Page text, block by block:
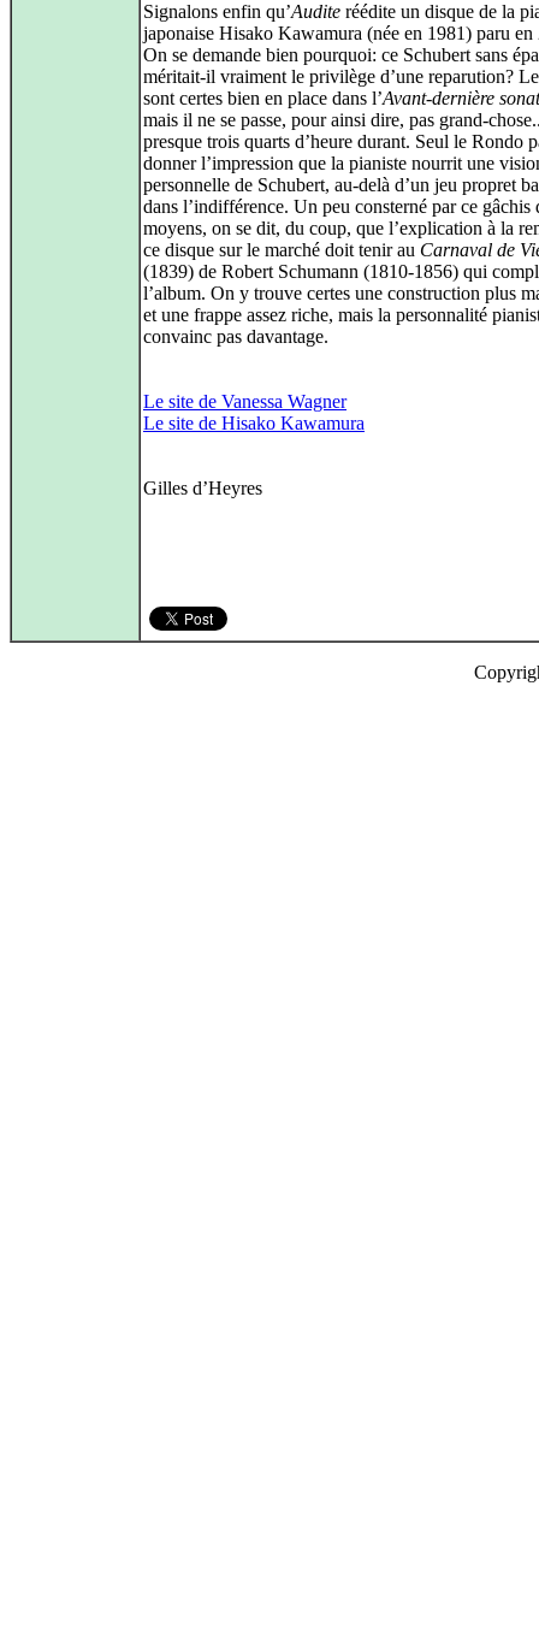
Signalons enfin qu’Audite réédite un disque de la
japonaise Hisako Kawamura (née en 1981) paru en
On se demande bien pourquoi: ce Schubert sans
méritait-il vraiment le privilège d’une reparution?
sont certes bien en place dans l’Avant-dernière
mais il ne se passe, pour ainsi dire, pas grand-
presque trois quarts d’heure durant. Seul le Rondo
donner l’impression que la pianiste nourrit une
personnelle de Schubert, au-delà d’un jeu propret
dans l’indifférence. Un peu consterné par ce gâchis
moyens, on se dit, du coup, que l’explication à la
ce disque sur le marché doit tenir au Carnaval de
(1839) de Robert Schumann (1810-1856) qui
l’album. On y trouve certes une construction plus
et une frappe assez riche, mais la personnalité
convainc pas davantage.
Le site de Vanessa Wagner
Le site de Hisako Kawamura
Gilles d’Heyres